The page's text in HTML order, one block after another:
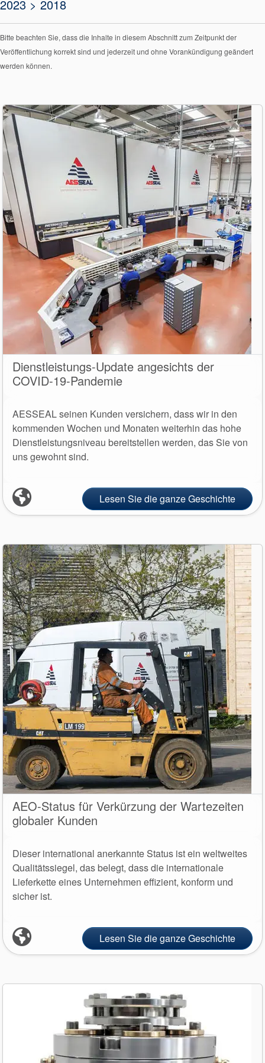
Zertifizierungen und
Standards
Kontaktieren Sie uns
Standorte
Neuigkeiten
Akademie
Produktbroschüren
Video
2023 > 2018
Bitte beachten Sie, dass die Inhalte in diesem Abschnitt zum Zeitpunkt der
Veröffentlichung korrekt sind und jederzeit und ohne Vorankündigung geändert
werden können.
Dienstleistungs-Update angesichts der
COVID-19-Pandemie
AESSEAL seinen Kunden versichern, dass wir in den
kommenden Wochen und Monaten weiterhin das hohe
Dienstleistungsniveau bereitstellen werden, das Sie von
uns gewohnt sind.
Lesen Sie die ganze Geschichte
AEO-Status für Verkürzung der Wartezeiten
globaler Kunden
Dieser international anerkannte Status ist ein weltweites
Qualitätssiegel, das belegt, dass die internationale
Lieferkette eines Unternehmen effizient, konform und
sicher ist.
Lesen Sie die ganze Geschichte